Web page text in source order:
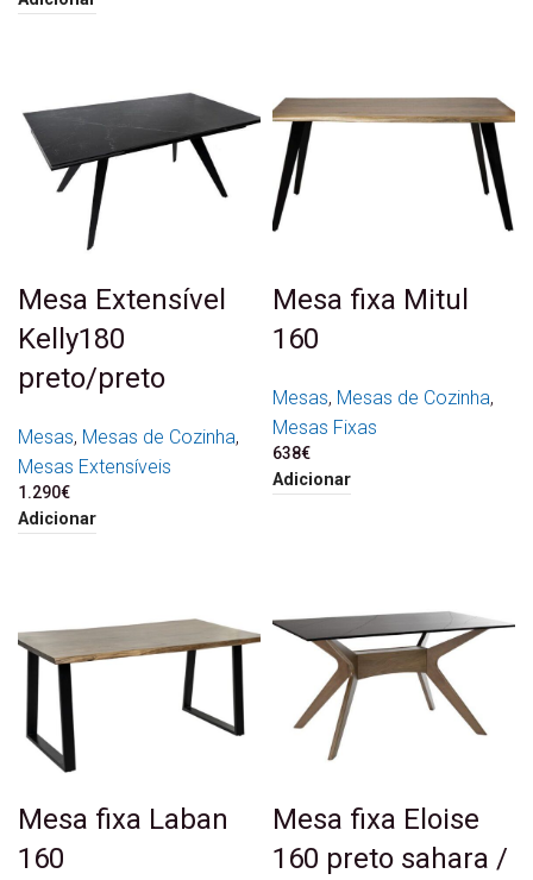
Mesa Extensível
Kelly180
preto/preto
Mesas, Mesas de Cozinha,
Mesas Extensíveis
1.290€
Adicionar
Mesa fixa Mitul
160
Mesas, Mesas de Cozinha,
Mesas Fixas
638€
Adicionar
Mesa fixa Laban
160
Mesa fixa Eloise
160 preto sahara /